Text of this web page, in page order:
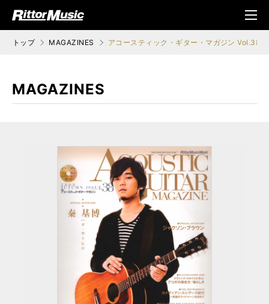
ジック (Rittor Musi
メニ
ュ
トップ MAGAZINES アコースティック・ギター・マガジン Vol.38
MAGAZINES